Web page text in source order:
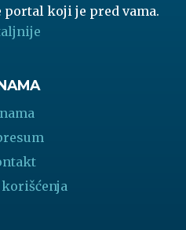
koji je pred vama.